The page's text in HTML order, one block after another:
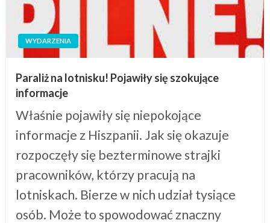
WYDARZENIA
Paraliż na lotnisku! Pojawiły się szokujące
informacje
Właśnie pojawiły się niepokojące
informacje z Hiszpanii. Jak się okazuje
rozpoczęły się bezterminowe strajki
pracowników, którzy pracują na
lotniskach. Bierze w nich udział tysiące
osób. Może to spowodować znaczny